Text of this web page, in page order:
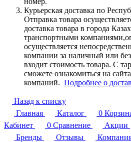
Курьерская доставка по
Отправка товара
доставка товара в города
транспортными
осуществляется
компании за наличный или
входит стоимость товара. С
сможете ознакомиться на
компаний. Подробнее о
Назад к списку
Главная
Каталог 0
Кабинет
0 Сравнение Акции
Бренды
Отзывы